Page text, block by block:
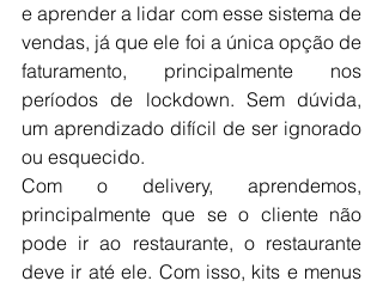
e aprender a lidar com esse sistema de
vendas, já que ele foi a única opção de
faturamento, principalmente nos
períodos de lockdown. Sem dúvida,
um aprendizado difícil de ser ignorado
ou esquecido.
Com o delivery, aprendemos,
principalmente que se o cliente não
pode ir ao restaurante, o restaurante
deve ir até ele. Com isso, kits e menus